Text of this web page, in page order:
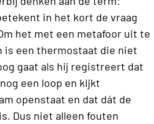
in het kort de vraag
het met een metafoor uit te
is een thermostaat die niet
gaat als hij registreert dat
een loop en kijkt
openstaat en dat dát de
Dus niet alleen fouten